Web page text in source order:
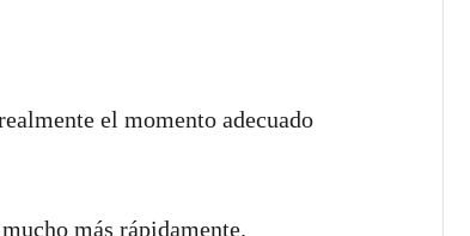
el momento adecuado
más rápidamente.